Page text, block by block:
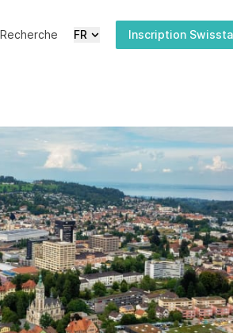
Médias
Publications
Inscription
newsletter
Recherche FR Inscription